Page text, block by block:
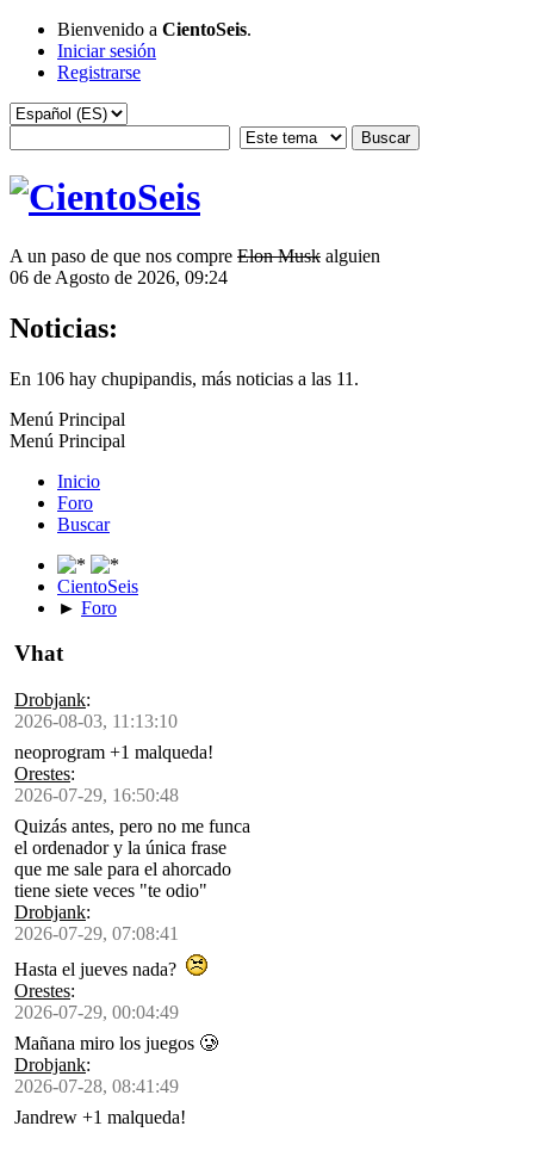
Bienvenido a CientoSeis.
Iniciar sesión
Registrarse
A un paso de que nos compre Elon Musk alguien
06 de Agosto de 2026, 09:24
Noticias:
En 106 hay chupipandis, más noticias a las 11.
Menú Principal
Menú Principal
Inicio
Foro
Buscar
CientoSeis
► Foro
Vhat
Drobjank:
2026-08-03, 11:13:10
neoprogram +1 malqueda!
Orestes:
2026-07-29, 16:50:48
Quizás antes, pero no me funca
el ordenador y la única frase
que me sale para el ahorcado
tiene siete veces "te odio"
Drobjank:
2026-07-29, 07:08:41
Hasta el jueves nada?
Orestes:
2026-07-29, 00:04:49
Mañana miro los juegos 🥲
Drobjank:
2026-07-28, 08:41:49
Jandrew +1 malqueda!